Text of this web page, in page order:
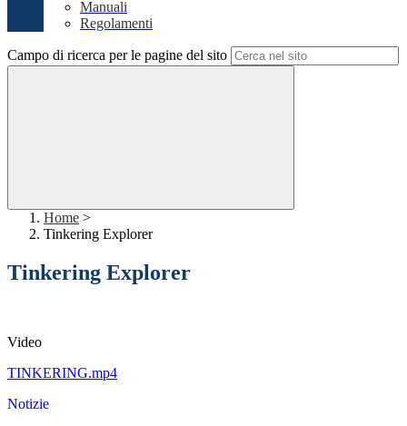
Manuali
Regolamenti
Campo di ricerca per le pagine del sito
Home >
Tinkering Explorer
Tinkering Explorer
Video
TINKERING.mp4
Notizie